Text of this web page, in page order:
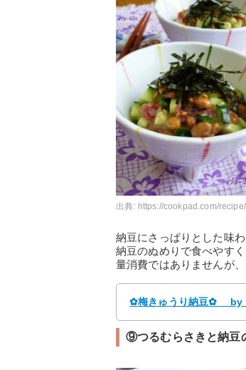
出典: https://cookpad.com/
納豆にさっぱりとした味
納豆のぬめりで食べやす
量消費ではありませんが
✿梅きゅうり納豆✿ by
⑨つるむらさきと納豆